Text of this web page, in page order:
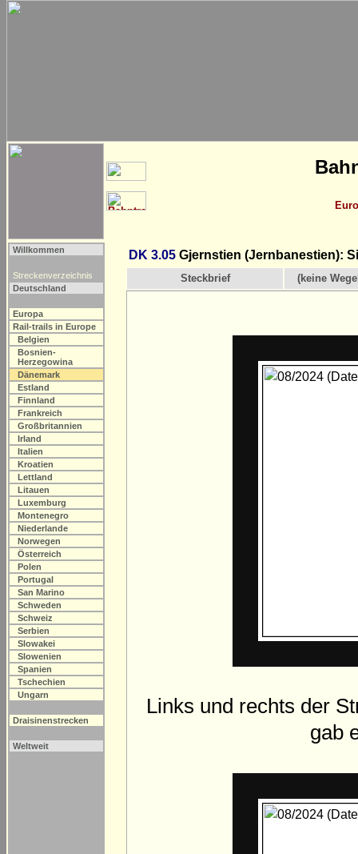
Willkommen
Streckenverzeichnis
Deutschland
Europa
Rail-trails in Europe
Belgien
Bosnien-
Herzegowina
Dänemark
Estland
Finnland
Frankreich
Großbritannien
Irland
Italien
Kroatien
Lettland
Litauen
Luxemburg
Montenegro
Niederlande
Norwegen
Österreich
Polen
Portugal
San Marino
Schweden
Schweiz
Serbien
Slowakei
Slowenien
Spanien
Tschechien
Ungarn
Draisinenstrecken
Weltweit
DK 3.05 Gjernstien (Jernbanestien):
Steckbrief (keine
Links und rechts der
gab